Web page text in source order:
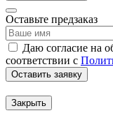
Оставьте предзаказ
Даю согласие на
соответствии с
Оставить заявку
Закрыть